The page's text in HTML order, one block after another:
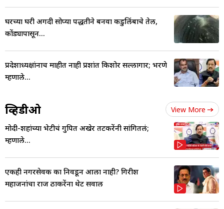
घरच्या घरी अगदी सोप्या पद्धतीने बनवा कडुलिंबाचे तेल,
कोंड्यापासून...
प्रदेशाध्यक्षांनाच माहीत नाही प्रशांत किशोर सल्लागार; भरणे
म्हणाले...
व्हिडीओ View More
मोदी-शहांच्या भेटीचं गुपित अखेर तटकरेंनी सांगितलं;
म्हणाले...
एकही नगरसेवक का निवडून आला नाही? गिरीश
महाजनांचा राज ठाकरेंना थेट सवाल